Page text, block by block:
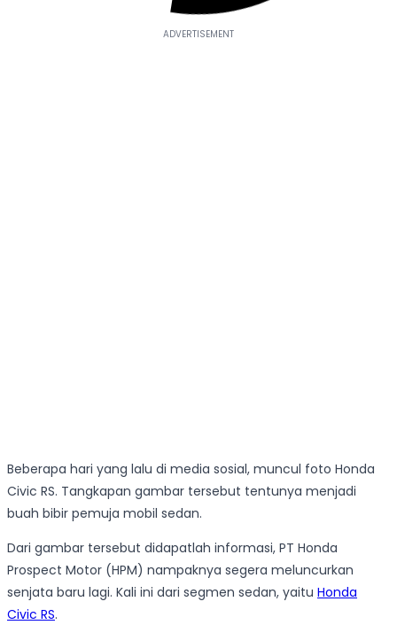
Beberapa hari yang lalu di media sosial, muncul foto Honda
Civic RS. Tangkapan gambar tersebut tentunya menjadi
buah bibir pemuja mobil sedan.
Dari gambar tersebut didapatlah informasi, PT Honda
Prospect Motor (HPM) nampaknya segera meluncurkan
senjata baru lagi. Kali ini dari segmen sedan, yaitu Honda
Civic RS.